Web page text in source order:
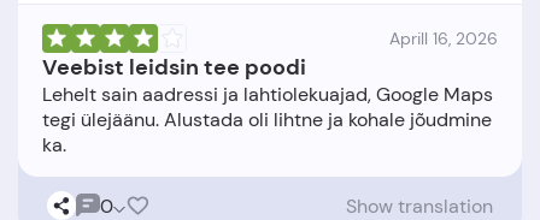
Aprill 16, 2026
Veebist leidsin tee poodi
Lehelt sain aadressi ja lahtiolekuajad, Google Maps
tegi ülejäänu. Alustada oli lihtne ja kohale jõudmine
0 Show translation